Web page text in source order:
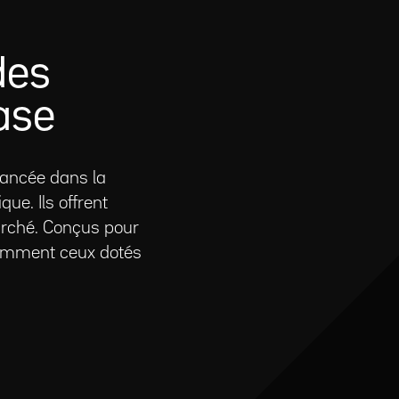
dans la
Ils offrent
Conçus pour
ceux dotés